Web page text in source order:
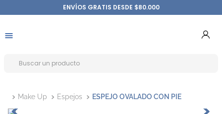
ENVÍOS GRATIS DESDE $80.000
Make Up Espejos ESPEJO OVALADO CON PIE